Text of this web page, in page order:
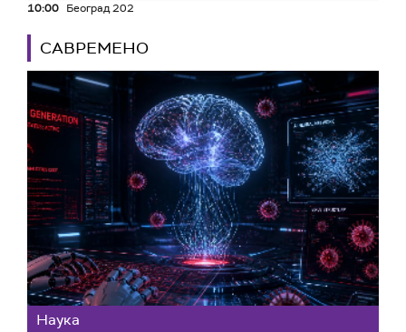
10:00 Београд 202
САВРЕМЕНО
Наука